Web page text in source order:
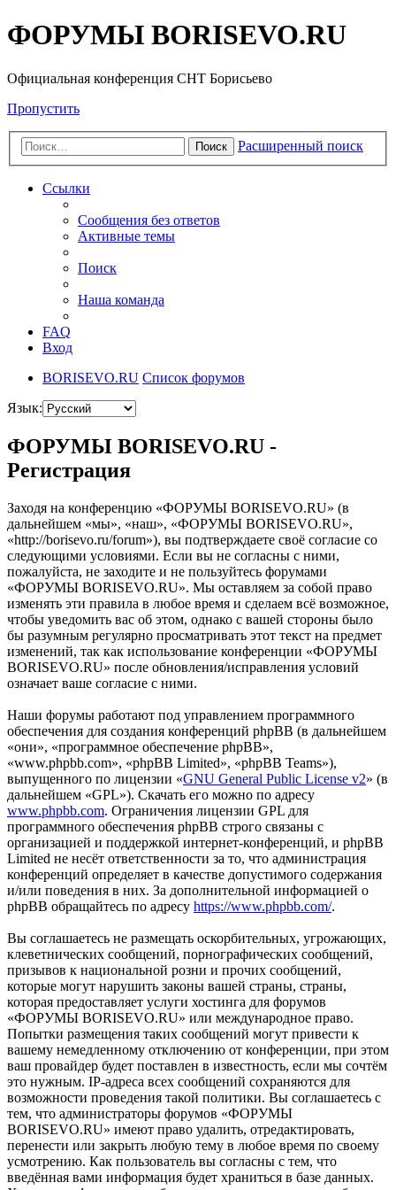
ФОРУМЫ BORISEVO.RU
Официальная конференция СНТ Борисьево
Пропустить
Поиск Расширенный поиск
Ссылки
Сообщения без ответов
Активные темы
Поиск
Наша команда
FAQ
Вход
BORISEVO.RU Список форумов
Язык:
ФОРУМЫ BORISEVO.RU -
Регистрация
Заходя на конференцию «ФОРУМЫ BORISEVO.RU» (в
дальнейшем «мы», «наш», «ФОРУМЫ BORISEVO.RU»,
«http://borisevo.ru/forum»), вы подтверждаете своё согласие со
следующими условиями. Если вы не согласны с ними,
пожалуйста, не заходите и не пользуйтесь форумами
«ФОРУМЫ BORISEVO.RU». Мы оставляем за собой право
изменять эти правила в любое время и сделаем всё возможное,
чтобы уведомить вас об этом, однако с вашей стороны было
бы разумным регулярно просматривать этот текст на предмет
изменений, так как использование конференции «ФОРУМЫ
BORISEVO.RU» после обновления/исправления условий
означает ваше согласие с ними.
Наши форумы работают под управлением программного
обеспечения для создания конференций phpBB (в дальнейшем
«они», «программное обеспечение phpBB»,
«www.phpbb.com», «phpBB Limited», «phpBB Teams»),
выпущенного по лицензии «GNU General Public License v2» (в
дальнейшем «GPL»). Скачать его можно по адресу
www.phpbb.com. Ограничения лицензии GPL для
программного обеспечения phpBB строго связаны с
организацией и поддержкой интернет-конференций, и phpBB
Limited не несёт ответственности за то, что администрация
конференций определяет в качестве допустимого содержания
и/или поведения в них. За дополнительной информацией о
phpBB обращайтесь по адресу https://www.phpbb.com/.
Вы соглашаетесь не размещать оскорбительных, угрожающих,
клеветнических сообщений, порнографических сообщений,
призывов к национальной розни и прочих сообщений,
которые могут нарушить законы вашей страны, страны,
которая предоставляет услуги хостинга для форумов
«ФОРУМЫ BORISEVO.RU» или международное право.
Попытки размещения таких сообщений могут привести к
вашему немедленному отключению от конференции, при этом
ваш провайдер будет поставлен в известность, если мы сочтём
это нужным. IP-адреса всех сообщений сохраняются для
возможности проведения такой политики. Вы соглашаетесь с
тем, что администраторы форумов «ФОРУМЫ
BORISEVO.RU» имеют право удалить, отредактировать,
перенести или закрыть любую тему в любое время по своему
усмотрению. Как пользователь вы согласны с тем, что
введённая вами информация будет храниться в базе данных.